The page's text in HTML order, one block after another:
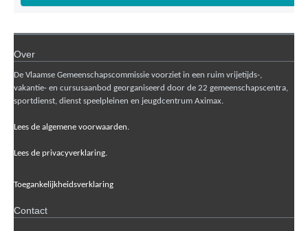
Over
De Vlaamse Gemeenschapscommissie voorziet in een ruim vrijetijds-,
vakantie- en cursusaanbod georganiseerd door de 22 gemeenschapscentra,
sportdienst, dienst speelpleinen en jeugdcentrum Aximax.
Lees de algemene voorwaarden.
Lees de privacyverklaring.
Toegankelijkheidsverklaring
Contact